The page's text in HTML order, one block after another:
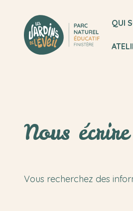
QUI
Nous écrire
Vous recherchez des